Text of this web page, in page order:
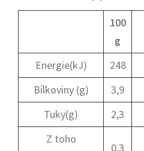
100
g
Energie(kJ)
248
Bílkoviny (g)
3,9
Tuky(g)
2,3
Z toho
0,3